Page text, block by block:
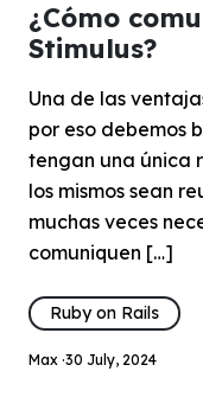
¿Cómo
Stimulus?
Una de las
por eso debemos
tengan una única
los mismos sean
muchas veces
comuniquen […]
Ruby on Rails
Max ·30 July, 2024